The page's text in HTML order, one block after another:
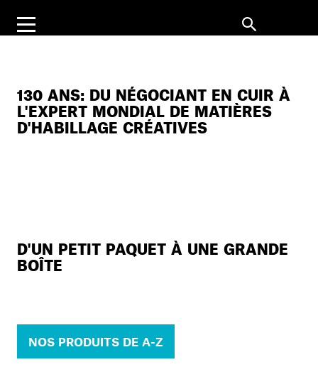
130 ANS: DU NÉGOCIANT EN CUIR À
L'EXPERT MONDIAL DE MATIÈRES
D'HABILLAGE CRÉATIVES
D'UN PETIT PAQUET À UNE GRANDE
BOÎTE
NOS PRODUITS DE A-Z